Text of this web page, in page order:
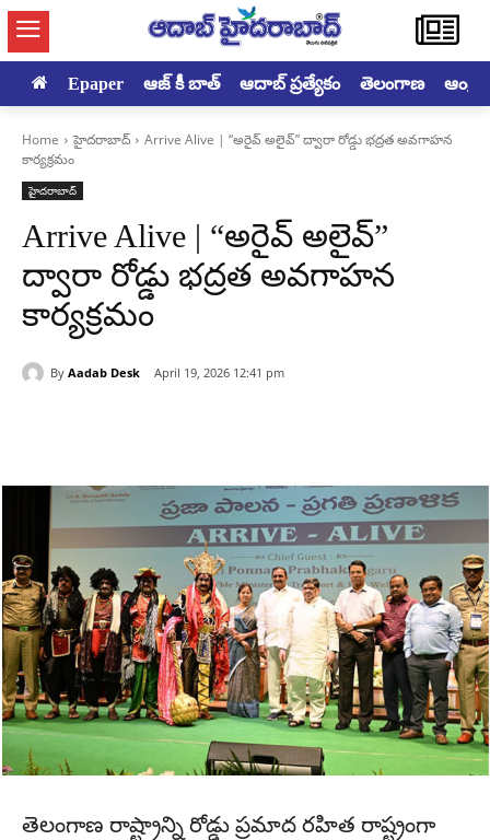
Epaper ఆజ్ కీ బాత్ ఆదాబ్ ప్రత్యేకం తెలంగాణ
Home హైదరాబాద్‌
Arrive Alive | “అరైవ్ అలైవ్” ద్వారా రోడ్డు భద్రత అవగాహన
కార్యక్రమం
హైదరాబాద్‌
Arrive Alive | “అరైవ్ అలైవ్”
ద్వారా రోడ్డు భద్రత అవగాహన
కార్యక్రమం
By Aadab Desk April 19, 2026 12:41 pm
తెలంగాణ రాష్ట్రాన్ని రోడ్డు ప్రమాద రహిత రాష్ట్రంగా